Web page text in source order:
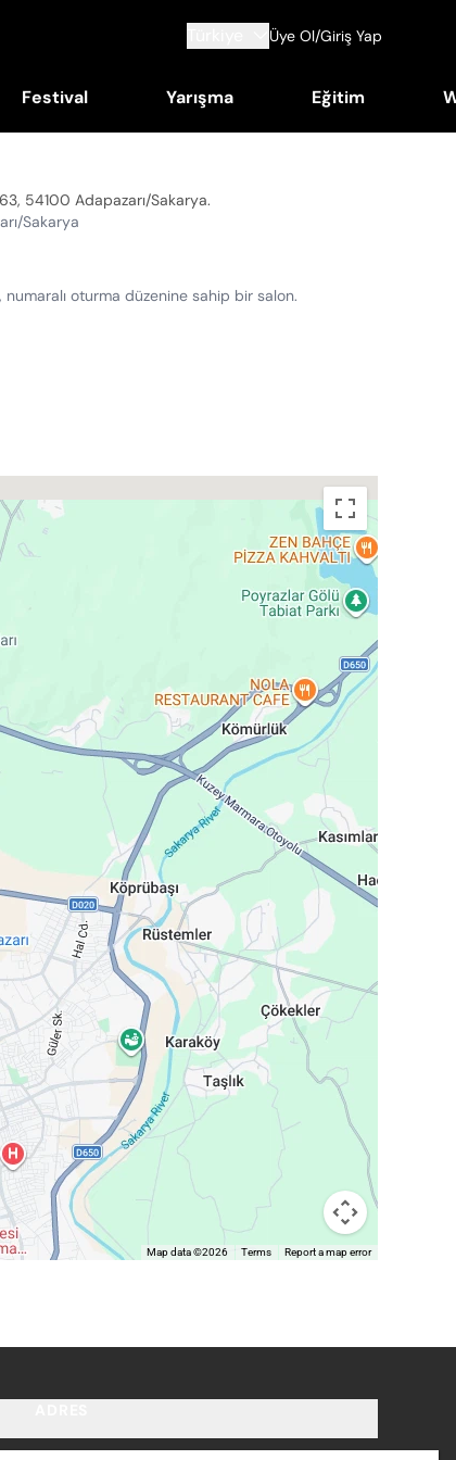
Üye Ol/Giriş Yap
Festival Yarışma Eğitim
54100 Adapazarı/Sakarya.
Sakarya
numaralı oturma düzenine sahip bir salon.
Map data ©2026 Terms Report a map error